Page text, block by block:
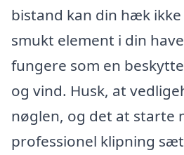
bistand kan din hæk
smukt element i din
fungere som en
og vind. Husk, at
nøglen, og det at starte
professionel klipning